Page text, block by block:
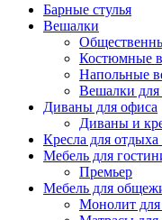
Барные стулья
Вешалки
Костюмные
Напольные
Вешалки
Диваны для офиса
Диваны и
Кресла для
Мебель для
Премьер
Мебель для
Монолит